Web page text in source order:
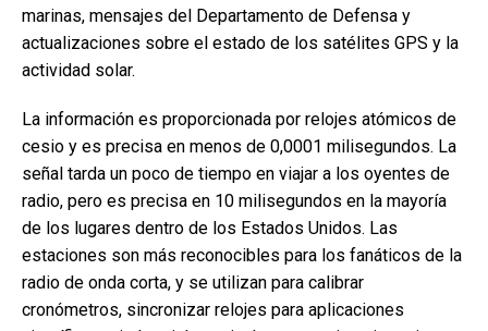
marinas, mensajes del Departamento de Defensa y
actualizaciones sobre el estado de los satélites GPS y la
actividad solar.
La información es proporcionada por relojes atómicos de
cesio y es precisa en menos de 0,0001 milisegundos. La
señal tarda un poco de tiempo en viajar a los oyentes de
radio, pero es precisa en 10 milisegundos en la mayoría
de los lugares dentro de los Estados Unidos. Las
estaciones son más reconocibles para los fanáticos de la
radio de onda corta, y se utilizan para calibrar
cronómetros, sincronizar relojes para aplicaciones